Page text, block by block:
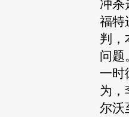
冲杀
福特
判，
问题
一时
为，
尔沃